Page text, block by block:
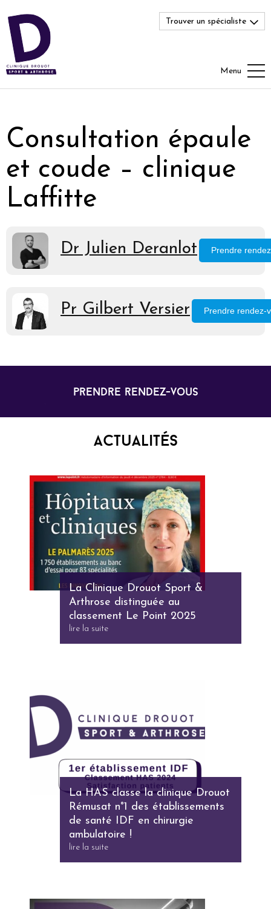
Trouver un spécialiste
Menu
Consultation épaule
et coude – clinique
Laffitte
Dr Julien Deranlot Prendre
Pr Gilbert Versier Prendre rendez-
prendre rendez-vous
Actualités
La Clinique Drouot Sport &
Arthrose distinguée au
classement Le Point 2025
lire la suite
La HAS classe la clinique Drouot
Rémusat n°1 des établissements
de santé IDF en chirurgie
ambulatoire !
lire la suite